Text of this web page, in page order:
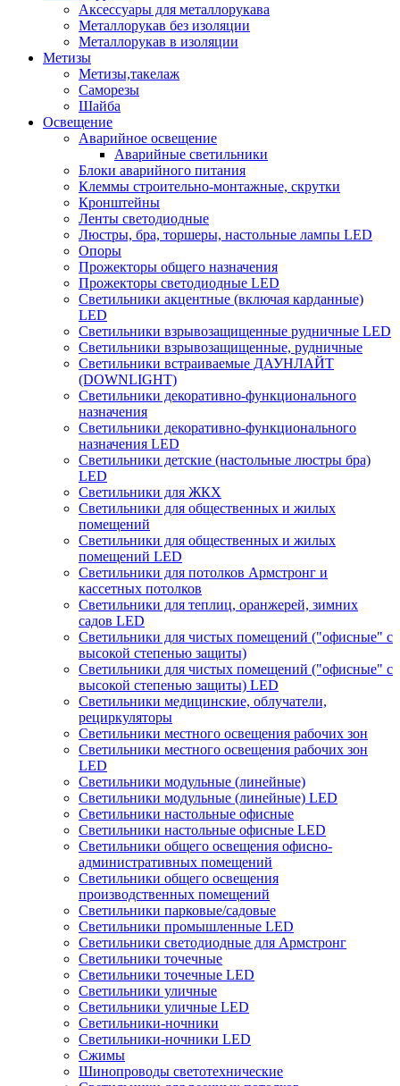
Аксессуары для металлорукава
Металлорукав без изоляции
Металлорукав в изоляции
Метизы
Метизы,такелаж
Саморезы
Шайба
Освещение
Аварийное освещение
Аварийные светильники
Блоки аварийного питания
Клеммы строительно-монтажные, скрутки
Кронштейны
Ленты светодиодные
Люстры, бра, торшеры, настольные лампы LED
Опоры
Прожекторы общего назначения
Прожекторы светодиодные LED
Светильники акцентные (включая карданные)
LED
Светильники взрывозащищенные рудничные LED
Светильники взрывозащищенные, рудничные
Светильники встраиваемые ДАУНЛАЙТ
(DOWNLIGHT)
Светильники декоративно-функционального
назначения
Светильники декоративно-функционального
назначения LED
Светильники детские (настольные люстры бра)
LED
Светильники для ЖКХ
Светильники для общественных и жилых
помещений
Светильники для общественных и жилых
помещений LED
Светильники для потолков Армстронг и
кассетных потолков
Светильники для теплиц, оранжерей, зимних
садов LED
Светильники для чистых помещений ("офисные" с
высокой степенью защиты)
Светильники для чистых помещений ("офисные" с
высокой степенью защиты) LED
Светильники медицинские, облучатели,
рециркуляторы
Светильники местного освещения рабочих зон
Светильники местного освещения рабочих зон
LED
Светильники модульные (линейные)
Светильники модульные (линейные) LED
Светильники настольные офисные
Светильники настольные офисные LED
Светильники общего освещения офисно-
административных помещений
Светильники общего освещения
производственных помещений
Светильники парковые/садовые
Светильники промышленные LED
Светильники светодиодные для Армстронг
Светильники точечные
Светильники точечные LED
Светильники уличные
Светильники уличные LED
Светильники-ночники
Светильники-ночники LED
Сжимы
Шинопроводы светотехнические